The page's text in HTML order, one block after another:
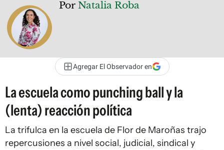
Por Natalia Roba
Agregar El Observador en
La escuela como punching ball y la
(lenta) reacción política
La trifulca en la escuela de Flor de Maroñas trajo
repercusiones a nivel social, judicial, sindical y